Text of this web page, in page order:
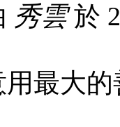
秀雲於
最大